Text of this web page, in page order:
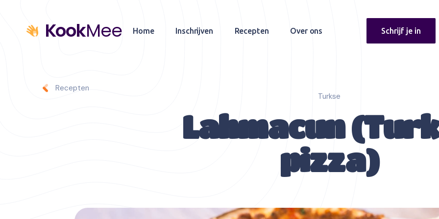
KookMee Home Inschrijven Recepten Over ons Schrijf je in
Recepten
Turkse
Lahmacun
pizza)